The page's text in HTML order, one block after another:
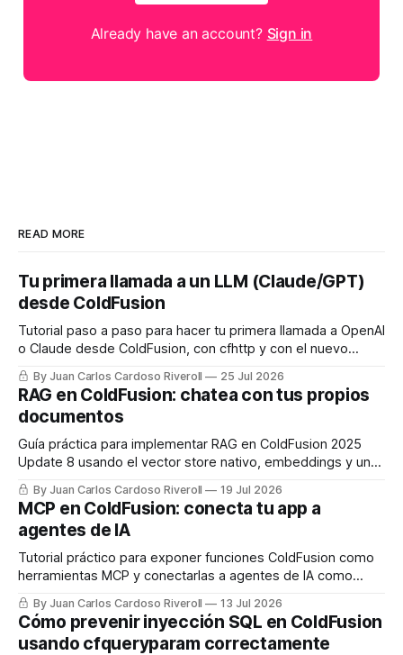
Already have an account? Sign in
READ MORE
Tu primera llamada a un LLM (Claude/GPT)
desde ColdFusion
Tutorial paso a paso para hacer tu primera llamada a OpenAI
o Claude desde ColdFusion, con cfhttp y con el nuevo
framework de IA nativo de CF2025 Update 8.
By Juan Carlos Cardoso Riveroll 25 Jul 2026
RAG en ColdFusion: chatea con tus propios
documentos
Guía práctica para implementar RAG en ColdFusion 2025
Update 8 usando el vector store nativo, embeddings y un
LLM, con código real listo para usar.
By Juan Carlos Cardoso Riveroll 19 Jul 2026
MCP en ColdFusion: conecta tu app a
agentes de IA
Tutorial práctico para exponer funciones ColdFusion como
herramientas MCP y conectarlas a agentes de IA como
Claude.
By Juan Carlos Cardoso Riveroll 13 Jul 2026
Cómo prevenir inyección SQL en ColdFusion
usando cfqueryparam correctamente